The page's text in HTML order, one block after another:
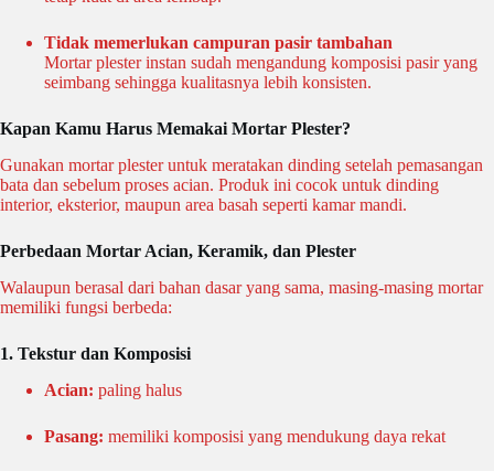
Tidak memerlukan campuran pasir tambahan
Mortar plester instan sudah mengandung komposisi pasir yang
seimbang sehingga kualitasnya lebih konsisten.
Kapan Kamu Harus Memakai Mortar Plester?
Gunakan mortar plester untuk meratakan dinding setelah pemasangan
bata dan sebelum proses acian. Produk ini cocok untuk dinding
interior, eksterior, maupun area basah seperti kamar mandi.
Perbedaan Mortar Acian, Keramik, dan Plester
Walaupun berasal dari bahan dasar yang sama, masing-masing mortar
memiliki fungsi berbeda:
1. Tekstur dan Komposisi
Acian: paling halus
Pasang: memiliki komposisi yang mendukung daya rekat